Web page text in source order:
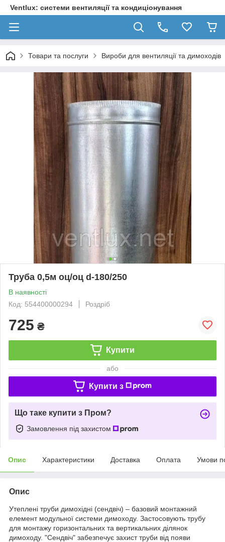
Ventlux: системи вентиляції та кондиціонування
Товари та послуги Вироби для вентиляції та димоходів
Труба 0,5м оц/оц d-180/250
В наявності
Код: 554400000294
Роздріб
725 ₴
Купити
або
Купити з
Що таке купити з Пром?
Замовлення під захистом
Опис Характеристики Доставка Оплата Умови
Опис
Утеплені труби димохідні (сендвіч) – базовий монтажний
елемент модульної системи димоходу. Застосовують трубу
для монтажу горизонтальних та вертикальних ділянок
димоходу. "Сендвіч" забезпечує захист труби від появи